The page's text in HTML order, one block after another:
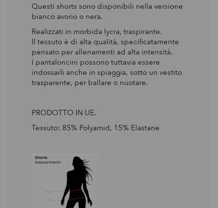
Questi shorts sono disponibili nella versione
bianco avorio o nera.
Realizzati in morbida lycra, traspirante.
Il tessuto è di alta qualità, specificatamente
pensato per allenamenti ad alta intensità.
I pantaloncini possono tuttavia essere
indossarli anche in spiaggia, sotto un vestito
trasparente, per ballare o nuotare.
PRODOTTO IN UE.
Tessuto: 85% Polyamid, 15% Elastane